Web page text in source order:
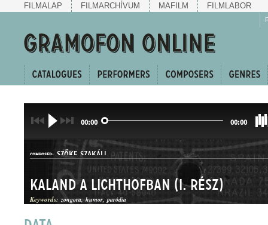
FILMALAP FILMARCHÍVUM MAFILM FILMLABOR
00:00 00:00
COMPOSER: SZŐKE SZAKÁLL
Kaland a lichthofban (I. rész)
Keywords: zongora humor paródia